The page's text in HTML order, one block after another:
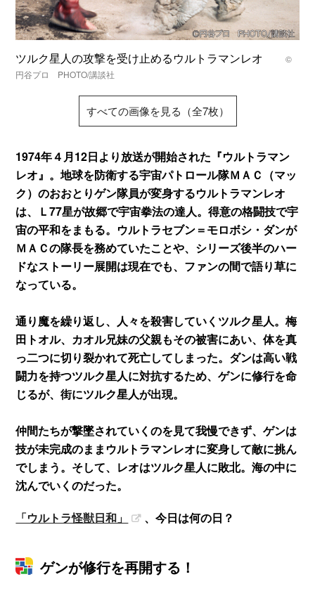
ツルク星人の攻撃を受け止めるウルトラマンレオ©
円谷プロ PHOTO/講談社
すべての画像を見る（全7枚）
1974年４月12日より放送が開始された『ウルトラマン
レオ』。地球を防衛する宇宙パトロール隊ＭＡＣ（マッ
ク）のおおとりゲン隊員が変身するウルトラマンレオ
は、Ｌ77星が故郷で宇宙拳法の達人。得意の格闘技で宇
宙の平和をまもる。ウルトラセブン＝モロボシ・ダンが
ＭＡＣの隊長を務めていたことや、シリーズ後半のハー
ドなストーリー展開は現在でも、ファンの間で語り草に
なっている。
通り魔を繰り返し、人々を殺害していくツルク星人。梅
田トオル、カオル兄妹の父親もその被害にあい、体を真
っ二つに切り裂かれて死亡してしまった。ダンは高い戦
闘力を持つツルク星人に対抗するため、ゲンに修行を命
じるが、街にツルク星人が出現。
仲間たちが撃墜されていくのを見て我慢できず、ゲンは
技が未完成のままウルトラマンレオに変身して敵に挑ん
でしまう。そして、レオはツルク星人に敗北。海の中に
沈んでいくのだった。
「ウルトラ怪獣日和」
、今日は何の日？
ゲンが修行を再開する！